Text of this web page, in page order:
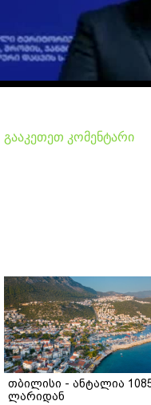
გააკეთეთ კომენტარი
თბილისი - ანტალია
ლარიდან